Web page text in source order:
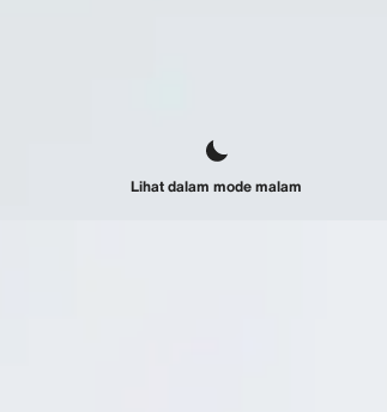
Lihat dalam mode malam